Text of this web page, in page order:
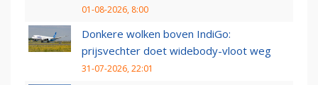
01-08-2026, 8:00
Donkere wolken boven IndiGo:
prijsvechter doet widebody-vloot weg
31-07-2026, 22:01